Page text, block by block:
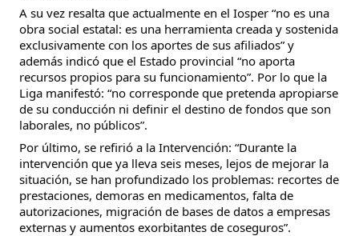
A su vez resalta que actualmente en el Iosper “no es una
obra social estatal: es una herramienta creada y sostenida
exclusivamente con los aportes de sus afiliados” y
además indicó que el Estado provincial “no aporta
recursos propios para su funcionamiento”. Por lo que la
Liga manifestó: “no corresponde que pretenda apropiarse
de su conducción ni definir el destino de fondos que son
laborales, no públicos”.
Por último, se refirió a la Intervención: “Durante la
intervención que ya lleva seis meses, lejos de mejorar la
situación, se han profundizado los problemas: recortes de
prestaciones, demoras en medicamentos, falta de
autorizaciones, migración de bases de datos a empresas
externas y aumentos exorbitantes de coseguros”.